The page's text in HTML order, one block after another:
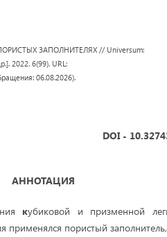
ЗАПОЛНИТЕЛЯХ // Universum:
2022. 6(99). URL:
06.08.2026).
DOI -
АННОТАЦИЯ
кубиковой и призменной
применялся пористый